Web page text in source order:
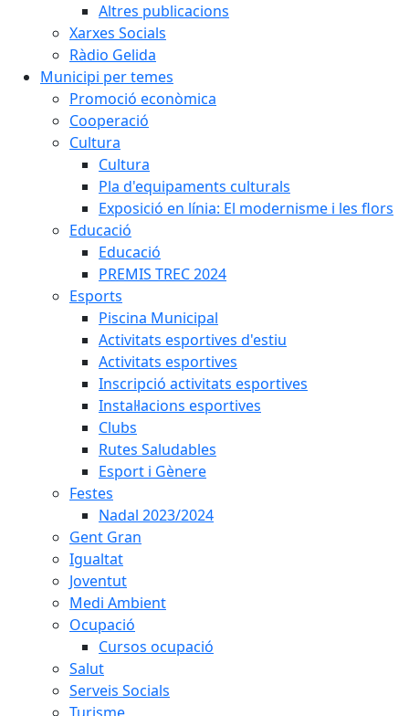
Altres publicacions
Xarxes Socials
Ràdio Gelida
Municipi per temes
Promoció econòmica
Cooperació
Cultura
Cultura
Pla d'equipaments culturals
Exposició en línia: El modernisme i les flors
Educació
Educació
PREMIS TREC 2024
Esports
Piscina Municipal
Activitats esportives d'estiu
Activitats esportives
Inscripció activitats esportives
Instal·lacions esportives
Clubs
Rutes Saludables
Esport i Gènere
Festes
Nadal 2023/2024
Gent Gran
Igualtat
Joventut
Medi Ambient
Ocupació
Cursos ocupació
Salut
Serveis Socials